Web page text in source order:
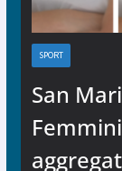
SPORT
San